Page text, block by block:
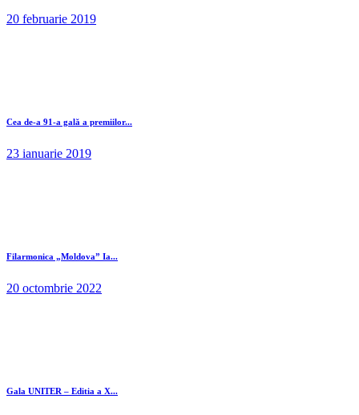
20 februarie 2019
Cea de-a 91-a gală a premiilor...
23 ianuarie 2019
Filarmonica „Moldova” Ia...
20 octombrie 2022
Gala UNITER – Editia a X...